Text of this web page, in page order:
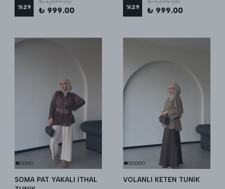
%29 ₺ 999.00 %29 ₺ 999.00
SOMA PAT YAKALI İTHAL
VOLANLI KETEN TUNİK